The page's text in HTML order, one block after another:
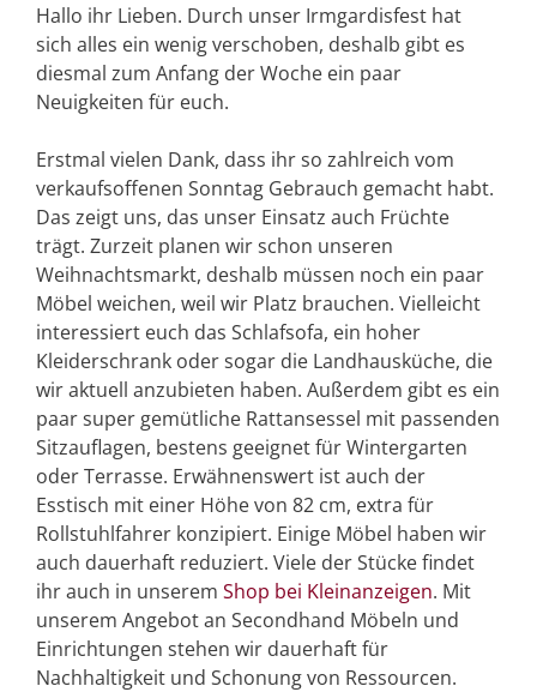
Hallo ihr Lieben. Durch unser Irmgardisfest hat
sich alles ein wenig verschoben, deshalb gibt es
diesmal zum Anfang der Woche ein paar
Neuigkeiten für euch.
Erstmal vielen Dank, dass ihr so zahlreich vom
verkaufsoffenen Sonntag Gebrauch gemacht habt.
Das zeigt uns, das unser Einsatz auch Früchte
trägt. Zurzeit planen wir schon unseren
Weihnachtsmarkt, deshalb müssen noch ein paar
Möbel weichen, weil wir Platz brauchen. Vielleicht
interessiert euch das Schlafsofa, ein hoher
Kleiderschrank oder sogar die Landhausküche, die
wir aktuell anzubieten haben. Außerdem gibt es ein
paar super gemütliche Rattansessel mit passenden
Sitzauflagen, bestens geeignet für Wintergarten
oder Terrasse. Erwähnenswert ist auch der
Esstisch mit einer Höhe von 82 cm, extra für
Rollstuhlfahrer konzipiert. Einige Möbel haben wir
auch dauerhaft reduziert. Viele der Stücke findet
ihr auch in unserem Shop bei Kleinanzeigen. Mit
unserem Angebot an Secondhand Möbeln und
Einrichtungen stehen wir dauerhaft für
Nachhaltigkeit und Schonung von Ressourcen.